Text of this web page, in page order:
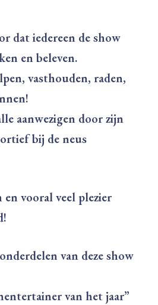
dat iedereen de show
en beleven.
vasthouden, raden,
aanwezigen door zijn
bij de neus
vooral veel plezier
van deze show
van het jaar”